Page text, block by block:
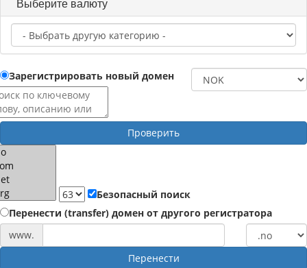
Зарегистрировать новый домен
Проверить
Безопасный поиск
Перенести (transfer) домен от другого регистратора
www.
Перенести